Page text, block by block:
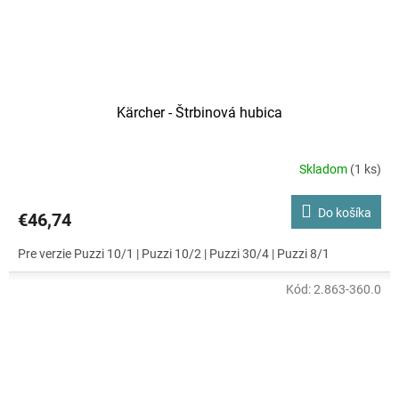
Kärcher - Štrbinová hubica
Skladom (1 ks)
€46,74 Do košíka
Pre verzie Puzzi 10/1 | Puzzi 10/2 | Puzzi 30/4 | Puzzi 8/1
Kód:2.863-360.0